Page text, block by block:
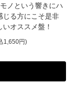
ノという響きにハ
じる方にこそ是非
いオススメ盤！
1,650円)